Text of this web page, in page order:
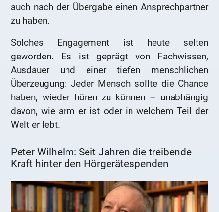
auch nach der Übergabe einen Ansprechpartner
zu haben.
Solches Engagement ist heute selten
geworden. Es ist geprägt von Fachwissen,
Ausdauer und einer tiefen menschlichen
Überzeugung: Jeder Mensch sollte die Chance
haben, wieder hören zu können – unabhängig
davon, wie arm er ist oder in welchem Teil der
Welt er lebt.
Peter Wilhelm: Seit Jahren die treibende
Kraft hinter den Hörgerätespenden